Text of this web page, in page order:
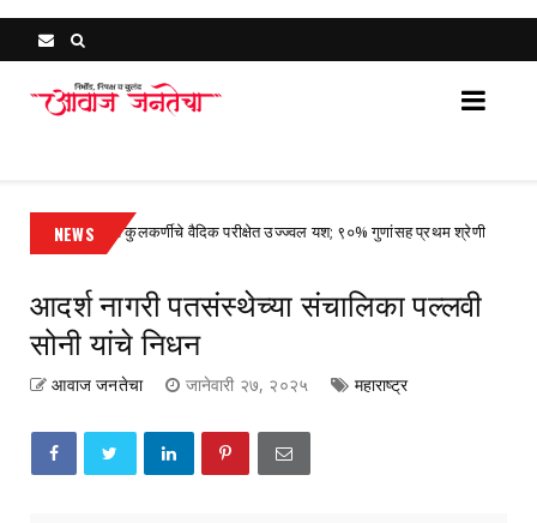
NEWS
आदित्य कुलकर्णीचे वैदिक परीक्षेत उज्ज्वल यश; ९०% गुणांसह प्रथम श्रेणी
आदर्श नागरी पतसंस्थेच्या संचालिका पल्लवी
सोनी यांचे निधन
आवाज जनतेचा जानेवारी २७, २०२५ महाराष्ट्र